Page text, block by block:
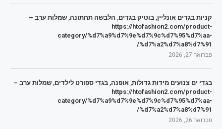
קניות בגדים אונליין, בוטיק בגדים, הלבשה תחתונה, שמלות ערב –
https://htofashion2.com/product-
category/%d7%a9%d7%9e%d7%9c%d7%95%d7%aa-
%d7%a2%d7%a8%d7%91/
פברואר 27, 2026
בגדי ים צנועים מידות גדולות, אופנה, בגדי ספורט לילדים, שמלות ערב –
https://htofashion2.com/product-
category/%d7%a9%d7%9e%d7%9c%d7%95%d7%aa-
%d7%a2%d7%a8%d7%91/
פברואר 26, 2026